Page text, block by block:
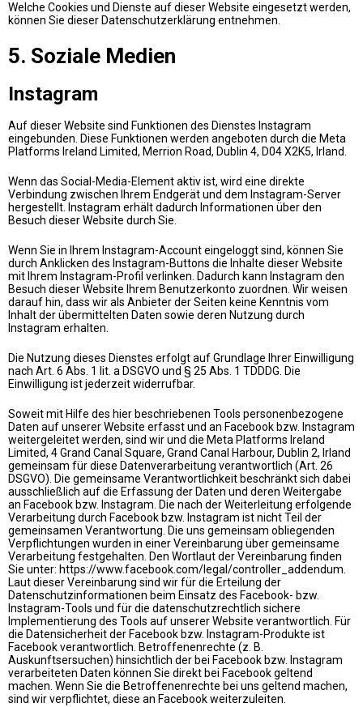
Welche Cookies und Dienste auf dieser Website eingesetzt werden,
können Sie dieser Datenschutzerklärung entnehmen.
5. Soziale Medien
Instagram
Auf dieser Website sind Funktionen des Dienstes Instagram
eingebunden. Diese Funktionen werden angeboten durch die Meta
Platforms Ireland Limited, Merrion Road, Dublin 4, D04 X2K5, Irland.
Wenn das Social-Media-Element aktiv ist, wird eine direkte
Verbindung zwischen Ihrem Endgerät und dem Instagram-Server
hergestellt. Instagram erhält dadurch Informationen über den
Besuch dieser Website durch Sie.
Wenn Sie in Ihrem Instagram-Account eingeloggt sind, können Sie
durch Anklicken des Instagram-Buttons die Inhalte dieser Website
mit Ihrem Instagram-Profil verlinken. Dadurch kann Instagram den
Besuch dieser Website Ihrem Benutzerkonto zuordnen. Wir weisen
darauf hin, dass wir als Anbieter der Seiten keine Kenntnis vom
Inhalt der übermittelten Daten sowie deren Nutzung durch
Instagram erhalten.
Die Nutzung dieses Dienstes erfolgt auf Grundlage Ihrer Einwilligung
nach Art. 6 Abs. 1 lit. a DSGVO und § 25 Abs. 1 TDDDG. Die
Einwilligung ist jederzeit widerrufbar.
Soweit mit Hilfe des hier beschriebenen Tools personenbezogene
Daten auf unserer Website erfasst und an Facebook bzw. Instagram
weitergeleitet werden, sind wir und die Meta Platforms Ireland
Limited, 4 Grand Canal Square, Grand Canal Harbour, Dublin 2, Irland
gemeinsam für diese Datenverarbeitung verantwortlich (Art. 26
DSGVO). Die gemeinsame Verantwortlichkeit beschränkt sich dabei
ausschließlich auf die Erfassung der Daten und deren Weitergabe
an Facebook bzw. Instagram. Die nach der Weiterleitung erfolgende
Verarbeitung durch Facebook bzw. Instagram ist nicht Teil der
gemeinsamen Verantwortung. Die uns gemeinsam obliegenden
Verpflichtungen wurden in einer Vereinbarung über gemeinsame
Verarbeitung festgehalten. Den Wortlaut der Vereinbarung finden
Sie unter: https://www.facebook.com/legal/controller_addendum.
Laut dieser Vereinbarung sind wir für die Erteilung der
Datenschutzinformationen beim Einsatz des Facebook- bzw.
Instagram-Tools und für die datenschutzrechtlich sichere
Implementierung des Tools auf unserer Website verantwortlich. Für
die Datensicherheit der Facebook bzw. Instagram-Produkte ist
Facebook verantwortlich. Betroffenenrechte (z. B.
Auskunftsersuchen) hinsichtlich der bei Facebook bzw. Instagram
verarbeiteten Daten können Sie direkt bei Facebook geltend
machen. Wenn Sie die Betroffenenrechte bei uns geltend machen,
sind wir verpflichtet, diese an Facebook weiterzuleiten.